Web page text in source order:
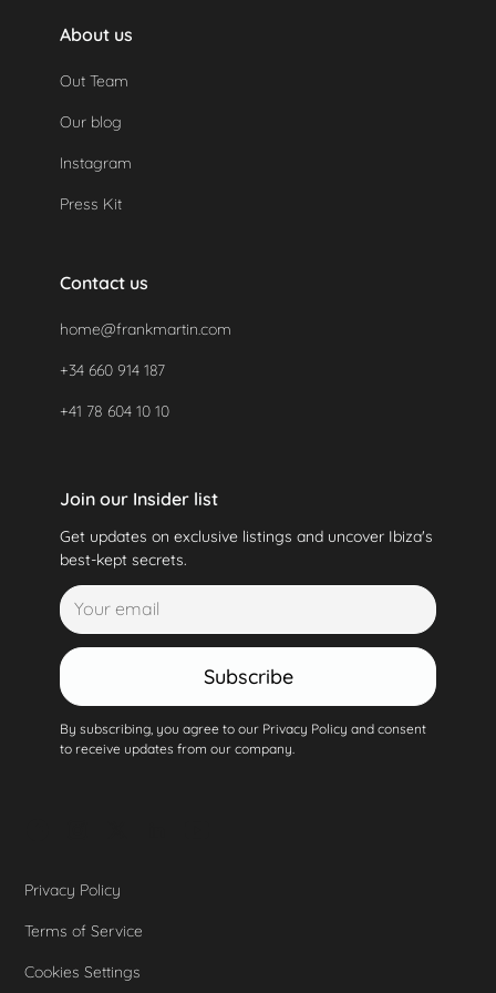
About us
Out Team
Our blog
Instagram
Press Kit
Contact us
home@frankmartin.com
+34 660 914 187
+41 78 604 10 10
Join our Insider list
Get updates on exclusive listings and uncover Ibiza's
best-kept secrets.
Subscribe
By subscribing, you agree to our Privacy Policy and consent
to receive updates from our company.
Privacy Policy
Terms of Service
Cookies Settings